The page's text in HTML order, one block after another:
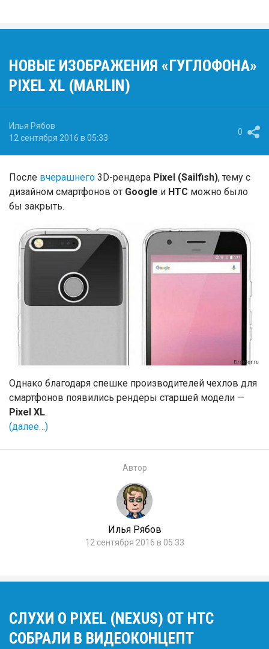
НОВЫЕ ИЗОБРАЖЕНИЯ «ГУГЛОФОНА»
PIXEL XL (MARLIN)
Илья Рябов
12 сентября 2016 в 05:33
0
После вчерашнего 3D-рендера Pixel (Sailfish), тему с
дизайном смартфонов от Google и HTC можно было
бы закрыть.
Однако благодаря спешке производителей чехлов для
смартфонов появились рендеры старшей модели —
Pixel XL.
(далее…)
Автор
Илья Рябов
12 сентября 2016 в 05:33
СЛУХИ О PIXEL (NEXUS) ОТ HTC
СОБРАЛИ В ВИДЕОКОНЦЕПТ